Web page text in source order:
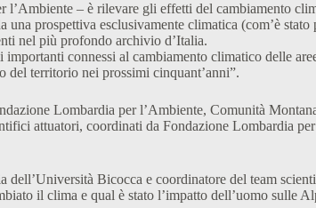
– è rilevare gli effetti del cambiamento
prospettiva esclusivamente climatica (com’è
nel più profondo archivio d’Italia.
connessi al cambiamento climatico delle
del territorio nei prossimi cinquant’anni”.
Lombardia per l’Ambiente, Comunità
attuatori, coordinati da Fondazione Lombardia
Bicocca e coordinatore del team
il clima e qual è stato l’impatto dell’uomo sulle